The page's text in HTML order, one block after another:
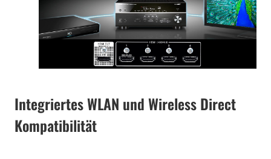
Integriertes WLAN und Wireless Direct
Kompatibilität